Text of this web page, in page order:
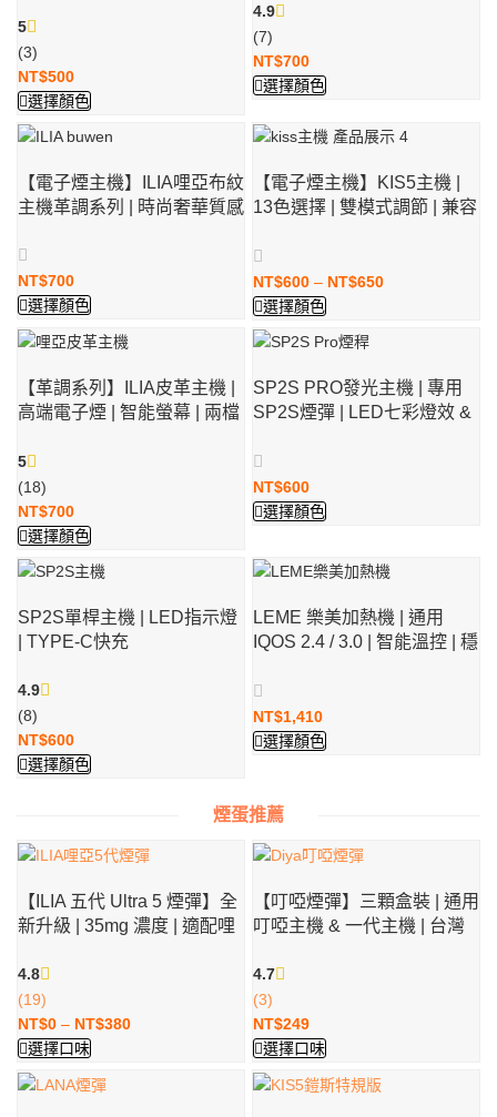
5
(3)
NT$500
選擇顏色
4.9
(7)
NT$700
選擇顏色
【電子煙主機】ILIA哩亞布紋
主機革調系列 | 時尚奢華質感
NT$700
選擇顏色
【電子煙主機】KIS5主機 |
13色選擇 | 雙模式調節 | 兼容
NT$600 – NT$650
選擇顏色
【革調系列】ILIA皮革主機 |
高端電子煙 | 智能螢幕 | 兩檔
5
(18)
NT$700
選擇顏色
SP2S PRO發光主機 | 專用
SP2S煙彈 | LED七彩燈效 &
NT$600
選擇顏色
SP2S單桿主機 | LED指示燈
| TYPE-C快充
4.9
(8)
NT$600
選擇顏色
LEME 樂美加熱機 | 通用
IQOS 2.4 / 3.0 | 智能溫控 | 穩
NT$1,410
選擇顏色
煙蛋推薦
【ILIA 五代 Ultra 5 煙彈】全
新升級 | 35mg 濃度 | 適配哩
4.8
(19)
NT$0 – NT$380
選擇口味
【叮啞煙彈】三顆盒裝 | 通用
叮啞主機 & 一代主機 | 台灣
4.7
(3)
NT$249
選擇口味